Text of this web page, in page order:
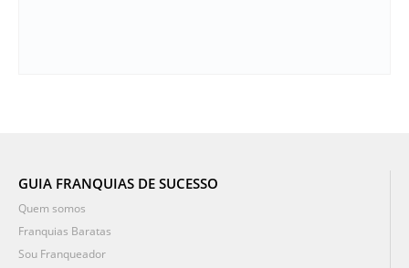
GUIA FRANQUIAS DE SUCESSO
Quem somos
Franquias Baratas
Sou Franqueador